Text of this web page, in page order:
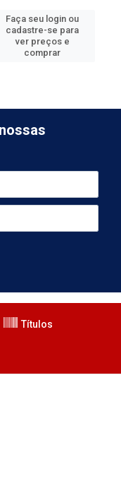
Faça seu login ou
cadastre-se para
ver preços e
comprar
Títulos